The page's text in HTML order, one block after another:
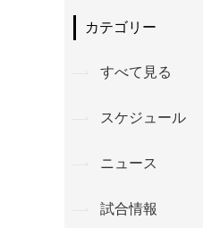
カテゴリー
すべて見る
スケジュール
ニュース
試合情報